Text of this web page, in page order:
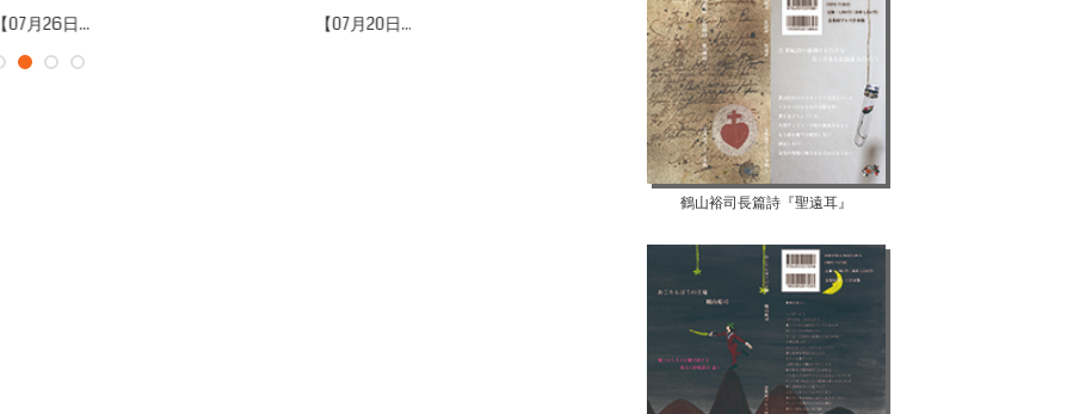
【07月26日... 【07月20日... 【07月12日...
鶴山裕司長篇詩『聖遠耳』